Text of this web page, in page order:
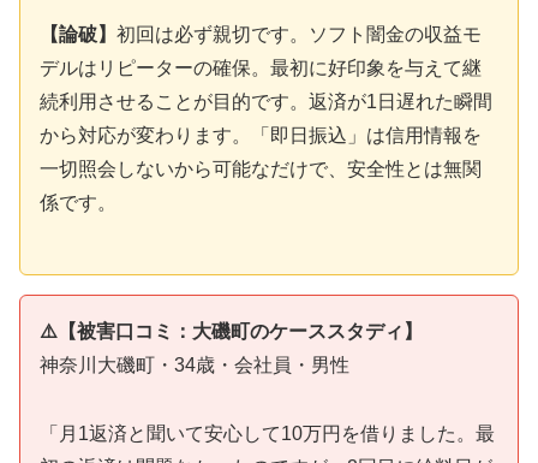
【論破】 初回は必ず親切です。ソフト闇金の収益モ
デルはリピーターの確保。最初に好印象を与えて継
続利用させることが目的です。返済が1日遅れた瞬間
から対応が変わります。「即日振込」は信用情報を
一切照会しないから可能なだけで、安全性とは無関
係です。
⚠️【被害口コミ：大磯町のケーススタディ】
神奈川大磯町・34歳・会社員・男性
「月1返済と聞いて安心して10万円を借りました。最